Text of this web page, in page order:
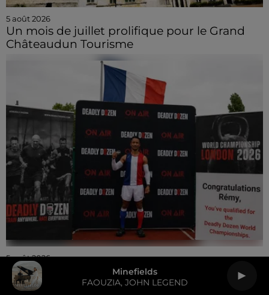
Minefields
FAOUZIA, JOHN LEGEND
5 août 2026
Un mois de juillet prolifique pour le Grand
Châteaudun Tourisme
5 août 2026
🔊 Mondiaux de Deadly Dozen : Un chartrain
s'envole pour Londres...